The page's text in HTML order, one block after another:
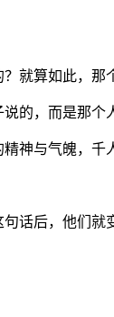
就算如此，那
的，而是那个
神与气魄，千
话后，他们就